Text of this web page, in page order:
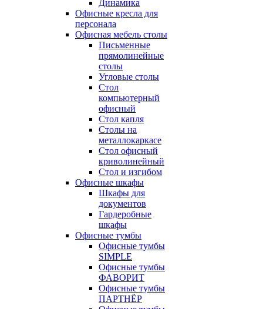
Динамика
Офисные кресла для
персонала
Офисная мебель столы
Письменные
прямолинейные
столы
Угловые столы
Стол
компьютерный
офисный
Стол капля
Столы на
металлокаркасе
Стол офисный
криволинейный
Стол и изгибом
Офисные шкафы
Шкафы для
документов
Гардеробные
шкафы
Офисные тумбы
Офисные тумбы
SIMPLE
Офисные тумбы
ФАВОРИТ
Офисные тумбы
ПАРТНЁР